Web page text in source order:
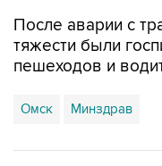
После аварии с
тяжести были
пешеходов и
Омск Минздрав